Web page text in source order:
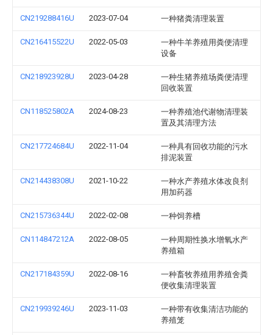
CN219288416U 2023-07-04 一种猪粪清理装置
CN216415522U 2022-05-03
一种牛羊养殖用粪便清理
设备
CN218923928U 2023-04-28
一种生猪养殖场粪便清理
回收装置
CN118525802A 2024-08-23
一种养殖池代谢物清理装
置及其清理方法
CN217724684U 2022-11-04
一种具有回收功能的污水
排泥装置
CN214438308U 2021-10-22
一种水产养殖水体改良剂
用加药器
CN215736344U 2022-02-08 一种饲养槽
CN114847212A 2022-08-05
一种周期性换水增氧水产
养殖箱
CN217184359U 2022-08-16
一种畜牧养殖用养殖舍粪
便收集清理装置
CN219939246U 2023-11-03
一种带有收集清洁功能的
养殖笼